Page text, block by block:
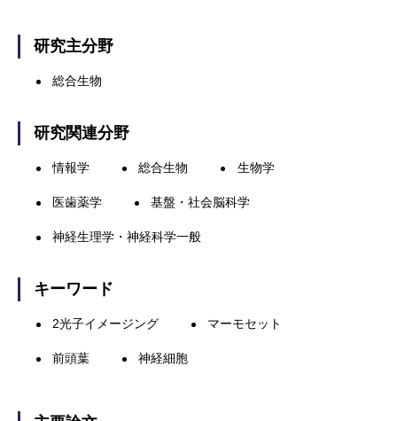
研究主分野
総合生物
研究関連分野
情報学 総合生物 生物学
医歯薬学 基盤・社会脳科学
神経生理学・神経科学一般
キーワード
2光子イメージング マーモセット
前頭葉 神経細胞